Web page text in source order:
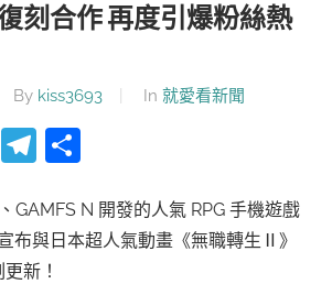
刻合作 再度引爆粉絲熱
By kiss3693 In 就愛看新聞
LineTelegram
GAMFS N 開發的人氣 RPG 手機遊戲
布與日本超人氣動畫《無職轉生Ⅱ》
新！